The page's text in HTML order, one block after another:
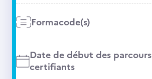
Formacode(s)
Date de début des parcours
certifiants